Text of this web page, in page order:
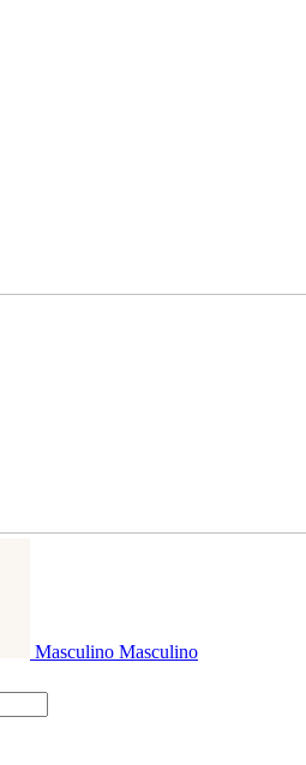
Masculino Masculino